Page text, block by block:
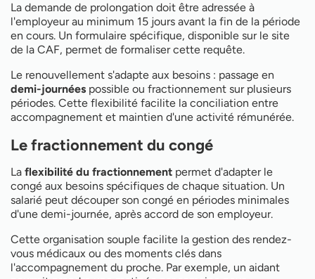
La demande de prolongation doit être adressée à
l'employeur au minimum 15 jours avant la fin de la période
en cours. Un formulaire spécifique, disponible sur le site
de la CAF, permet de formaliser cette requête.
Le renouvellement s'adapte aux besoins : passage en
demi-journées possible ou fractionnement sur plusieurs
périodes. Cette flexibilité facilite la conciliation entre
accompagnement et maintien d'une activité rémunérée.
Le fractionnement du congé
La flexibilité du fractionnement permet d'adapter le
congé aux besoins spécifiques de chaque situation. Un
salarié peut découper son congé en périodes minimales
d'une demi-journée, après accord de son employeur.
Cette organisation souple facilite la gestion des rendez-
vous médicaux ou des moments clés dans
l'accompagnement du proche. Par exemple, un aidant